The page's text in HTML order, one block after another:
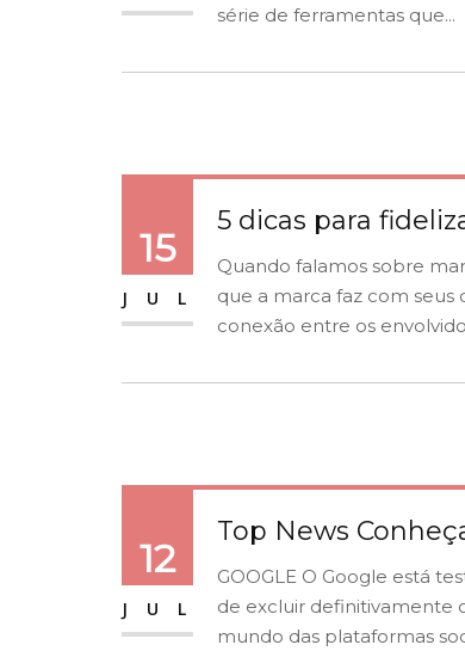
série de ferramentas que...
15
JUL
5 dicas para
Quando falamos sobre
que a marca faz com
conexão entre os
12
JUL
Top News
GOOGLE O Google está
de excluir definitivamente
mundo das plataformas